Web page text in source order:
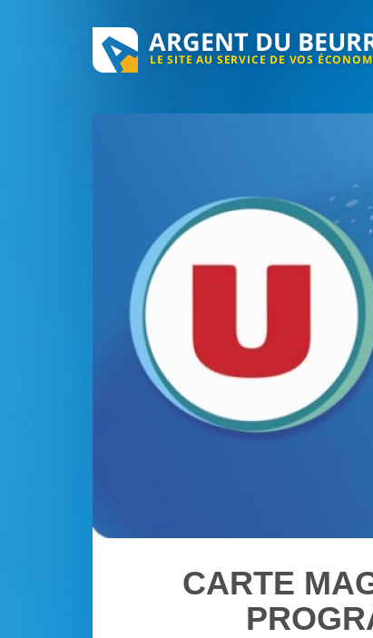
ARGENT DU
LE SITE AU SERVICE DE VOS
CARTE